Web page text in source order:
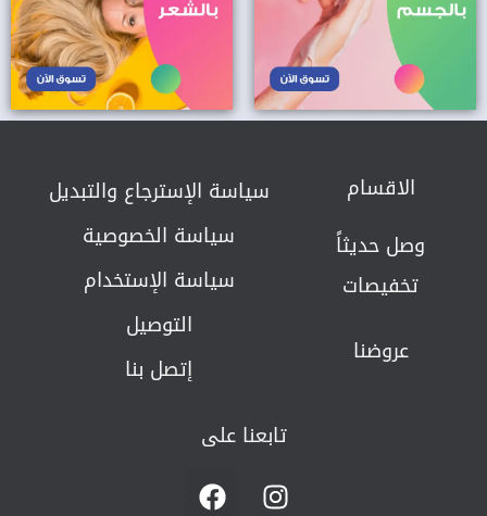
الاقسام
وصل حديثاً
تخفيصات
عروضنا
سياسة الإسترجاع والتبديل​
سياسة الخصوصية
سياسة الإستخدام
التوصيل
إتصل بنا
تابعنا على
I
n
F
a